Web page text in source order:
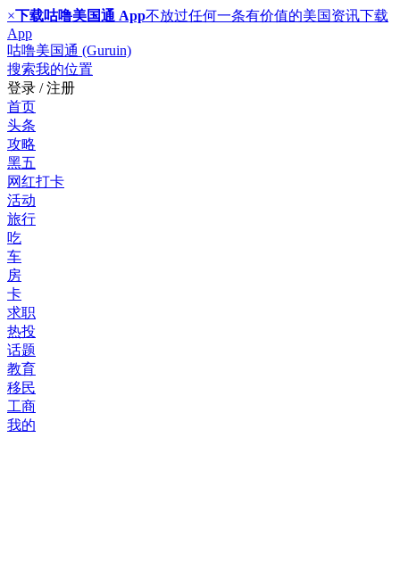
×下载咕噜美国通 App不放过任何一条有价值的美国资讯下载
App
咕噜美国通 (Guruin)
搜索我的位置
登录 / 注册
首页
头条
攻略
黑五
网红打卡
活动
旅行
吃
车
房
卡
求职
热投
话题
教育
移民
工商
我的